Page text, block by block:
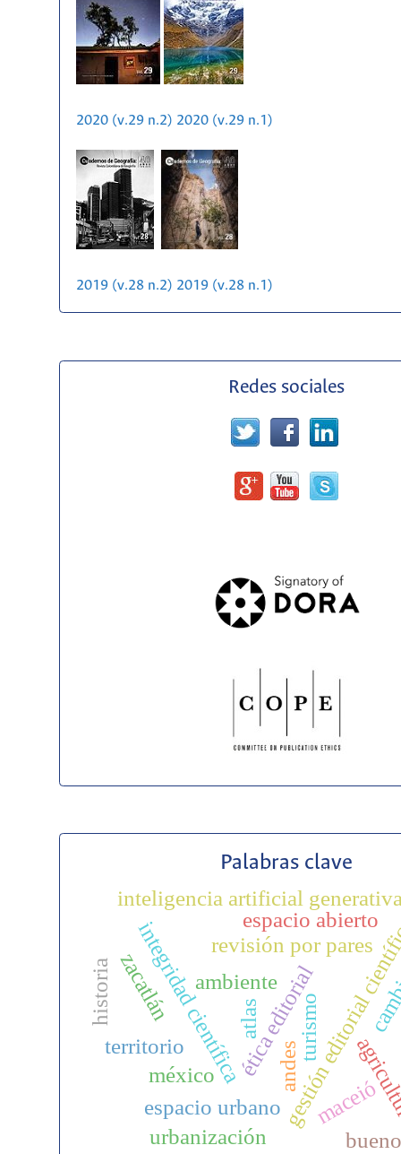
2020 (v.29 n.2) 2020 (v.29 n.1)
2019 (v.28 n.2) 2019 (v.28 n.1)
Redes sociales
Palabras clave
ética editorial
gestión
inteligencia artificial
integridad científicarevisión por pares
ambiente
territorio turismo
espacio abierto
espacio urbano
urbanización
zacatlán atlas
historia
méxico
maceió
andes